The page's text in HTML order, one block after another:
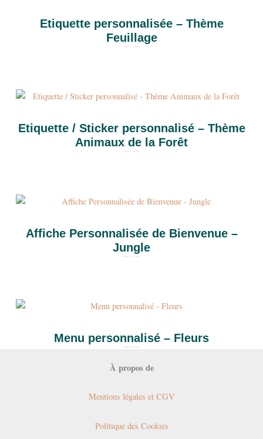
Etiquette personnalisée – Thème
Feuillage
4,00 € 24,00 €
Etiquette / Sticker personnalisé – Thème
Animaux de la Forêt
4,00 € 24,00 €
24,00 €
Affiche Personnalisée de Bienvenue –
Jungle
10,00 € 18,00 €
10,00 €
18,00 €
Menu personnalisé – Fleurs
6,00 € 60,00 €
prix :
6,00 €
à
60,00 €
À propos de
Mentions légales et CGV
Politique des Cookies